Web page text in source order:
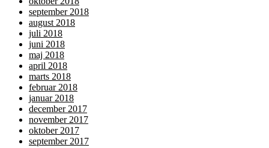
september 2018
august 2018
juli 2018
juni 2018
maj 2018
april 2018
marts 2018
februar 2018
januar 2018
december 2017
november 2017
oktober 2017
september 2017